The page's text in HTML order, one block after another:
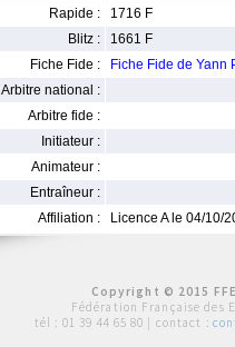
Rapide :
1716 F
Blitz :
1661 F
Fiche Fide :
Fiche Fide de Yann
Arbitre national :
Arbitre fide :
Initiateur :
Animateur :
Entraîneur :
Affiliation :
Licence A le 04/10/
Copyright © 2015
Fédération Française des
tél : 01 39 44 65 80 | contact :